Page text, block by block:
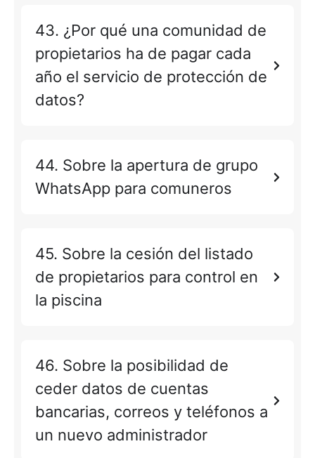
43. ¿Por qué una comunidad de
propietarios ha de pagar cada
año el servicio de protección de
datos?
44. Sobre la apertura de grupo
WhatsApp para comuneros
45. Sobre la cesión del listado
de propietarios para control en
la piscina
46. Sobre la posibilidad de
ceder datos de cuentas
bancarias, correos y teléfonos a
un nuevo administrador